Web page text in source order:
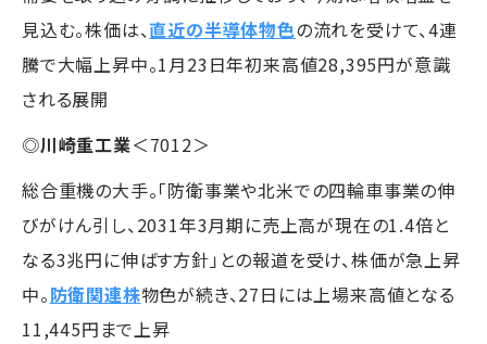
見込む。株価は、直近の半導体物色の流れを受けて、4連
騰で大幅上昇中。1月23日年初来高値28,395円が意識
される展開
◎川崎重工業＜7012＞
総合重機の大手。「防衛事業や北米での四輪車事業の伸
びがけん引し、2031年3月期に売上高が現在の1.4倍と
なる3兆円に伸ばす方針」との報道を受け、株価が急上昇
中。防衛関連株物色が続き、27日には上場来高値となる
11,445円まで上昇